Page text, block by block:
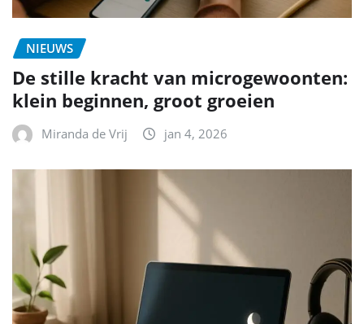
NIEUWS
De stille kracht van microgewoonten:
klein beginnen, groot groeien
Miranda de Vrij jan 4, 2026